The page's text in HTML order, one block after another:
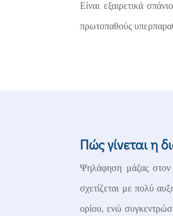
Είναι εξαιρετικά
πρωτοπαθούς
Πώς γίνεται η
Ψηλάφηση μάζας στον
σχετίζεται με πολύ
ορίου, ενώ